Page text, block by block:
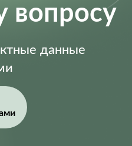
вопросу
данные